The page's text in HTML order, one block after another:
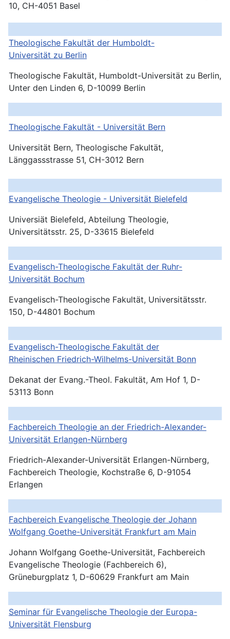
10, CH-4051 Basel
Theologische Fakultät der Humboldt-
Universität zu Berlin
Theologische Fakultät, Humboldt-Universität zu Berlin,
Unter den Linden 6, D-10099 Berlin
Theologische Fakultät - Universität Bern
Universität Bern, Theologische Fakultät,
Länggassstrasse 51, CH-3012 Bern
Evangelische Theologie - Universität Bielefeld
Universiät Bielefeld, Abteilung Theologie,
Universitätsstr. 25, D-33615 Bielefeld
Evangelisch-Theologische Fakultät der Ruhr-
Universität Bochum
Evangelisch-Theologische Fakultät, Universitätsstr.
150, D-44801 Bochum
Evangelisch-Theologische Fakultät der
Rheinischen Friedrich-Wilhelms-Universität Bonn
Dekanat der Evang.-Theol. Fakultät, Am Hof 1, D-
53113 Bonn
Fachbereich Theologie an der Friedrich-Alexander-
Universität Erlangen-Nürnberg
Friedrich-Alexander-Universität Erlangen-Nürnberg,
Fachbereich Theologie, Kochstraße 6, D-91054
Erlangen
Fachbereich Evangelische Theologie der Johann
Wolfgang Goethe-Universität Frankfurt am Main
Johann Wolfgang Goethe-Universität, Fachbereich
Evangelische Theologie (Fachbereich 6),
Grüneburgplatz 1, D-60629 Frankfurt am Main
Seminar für Evangelische Theologie der Europa-
Universität Flensburg